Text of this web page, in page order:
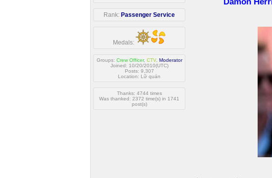
Rank: Passenger Service
Medals:
Groups: Crew Officer, CTV, Moderator
Joined: 10/20/2010(UTC)
Posts: 9,307
Location: Lữ quán
Thanks: 4744 times
Was thanked: 2372 time(s) in 1741
post(s)